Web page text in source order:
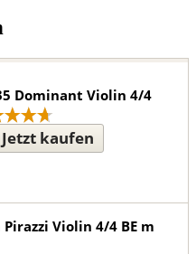
Dominant Violin 4/4
Jetzt kaufen
Violin 4/4 BE m